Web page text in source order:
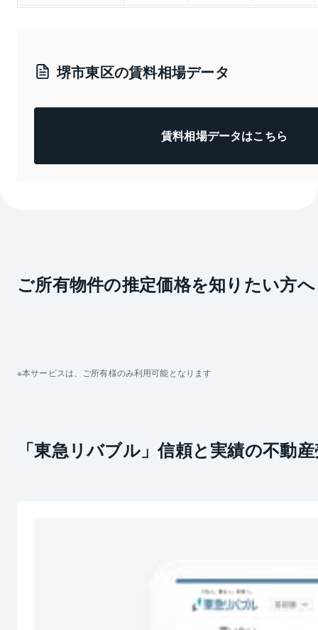
堺市東区の賃料相場データ
賃料相場データはこちら
ご所有物件の推定価格を知りたい方へ
本サービスは、ご所有様のみ利用可能となります
「東急リバブル」信頼と実績の不動